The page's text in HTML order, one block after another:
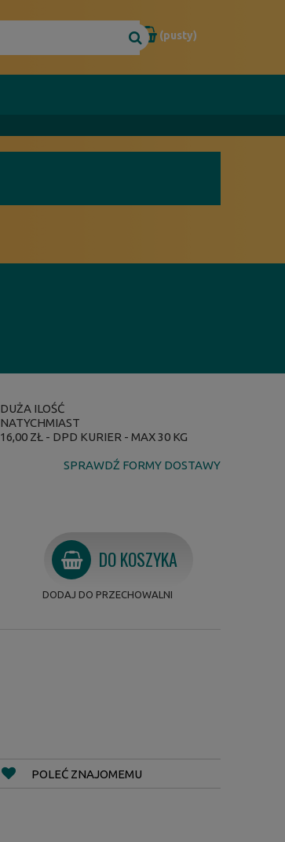
(pusty)
DUŻA ILOŚĆ
NATYCHMIAST
16,00 ZŁ - DPD KURIER - MAX 30 KG
SPRAWDŹ FORMY DOSTAWY
DO KOSZYKA
DODAJ DO PRZECHOWALNI
POLEĆ ZNAJOMEMU